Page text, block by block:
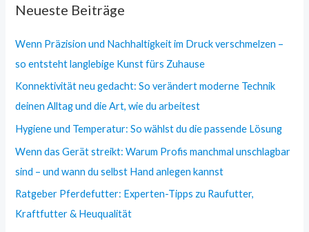
Neueste Beiträge
Wenn Präzision und Nachhaltigkeit im Druck verschmelzen –
so entsteht langlebige Kunst fürs Zuhause
Konnektivität neu gedacht: So verändert moderne Technik
deinen Alltag und die Art, wie du arbeitest
Hygiene und Temperatur: So wählst du die passende Lösung
Wenn das Gerät streikt: Warum Profis manchmal unschlagbar
sind – und wann du selbst Hand anlegen kannst
Ratgeber Pferdefutter: Experten-Tipps zu Raufutter,
Kraftfutter & Heuqualität